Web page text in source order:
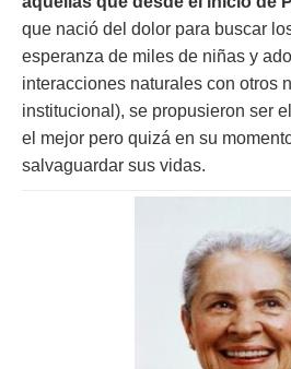
que nació del dolor para buscar
esperanza de miles de niñas y
interacciones naturales con otros
institucional), se propusieron ser
el mejor pero quizá en su
salvaguardar sus vidas.